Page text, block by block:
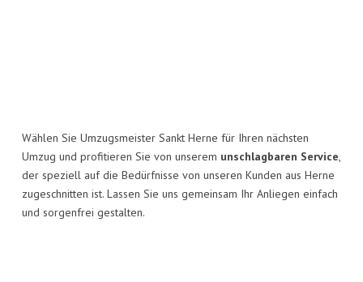
Wählen Sie Umzugsmeister Sankt Herne für Ihren nächsten
Umzug und profitieren Sie von unserem unschlagbaren Service,
der speziell auf die Bedürfnisse von unseren Kunden aus Herne
zugeschnitten ist. Lassen Sie uns gemeinsam Ihr Anliegen einfach
und sorgenfrei gestalten.